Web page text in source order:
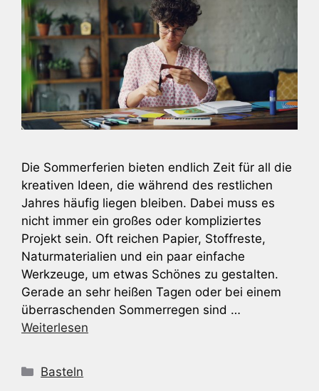
Die Sommerferien bieten endlich Zeit für all die
kreativen Ideen, die während des restlichen
Jahres häufig liegen bleiben. Dabei muss es
nicht immer ein großes oder kompliziertes
Projekt sein. Oft reichen Papier, Stoffreste,
Naturmaterialien und ein paar einfache
Werkzeuge, um etwas Schönes zu gestalten.
Gerade an sehr heißen Tagen oder bei einem
überraschenden Sommerregen sind …
Weiterlesen
Kategorien
Basteln